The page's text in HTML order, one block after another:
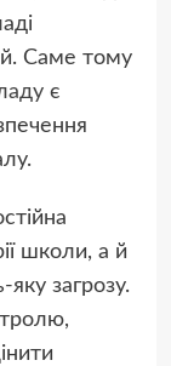
Саме тому
є
школи, а й
яку загрозу.